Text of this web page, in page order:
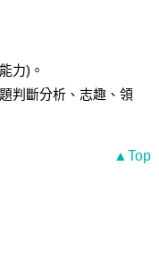
力)。
判斷分析、志趣、領
▲Top